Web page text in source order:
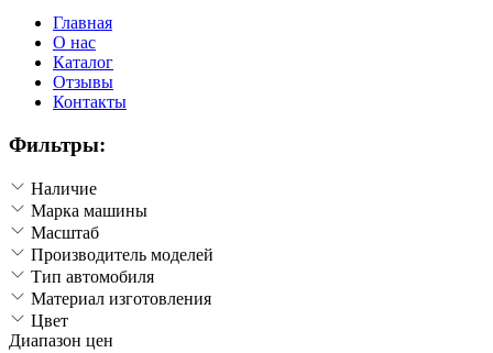
Главная
О нас
Каталог
Отзывы
Контакты
Фильтры:
Наличие
Марка машины
Масштаб
Производитель моделей
Тип автомобиля
Материал изготовления
Цвет
Диапазон цен